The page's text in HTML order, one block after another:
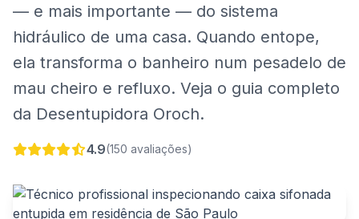
— e mais importante — do sistema
hidráulico de uma casa. Quando entope,
ela transforma o banheiro num pesadelo de
mau cheiro e refluxo. Veja o guia completo
da Desentupidora Oroch.
4.9(150 avaliações)